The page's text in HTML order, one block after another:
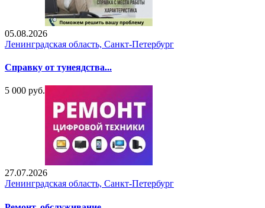
05.08.2026
Ленинградская область, Санкт-Петербург
Справку от тунеядства...
5 000 руб.
27.07.2026
Ленинградская область, Санкт-Петербург